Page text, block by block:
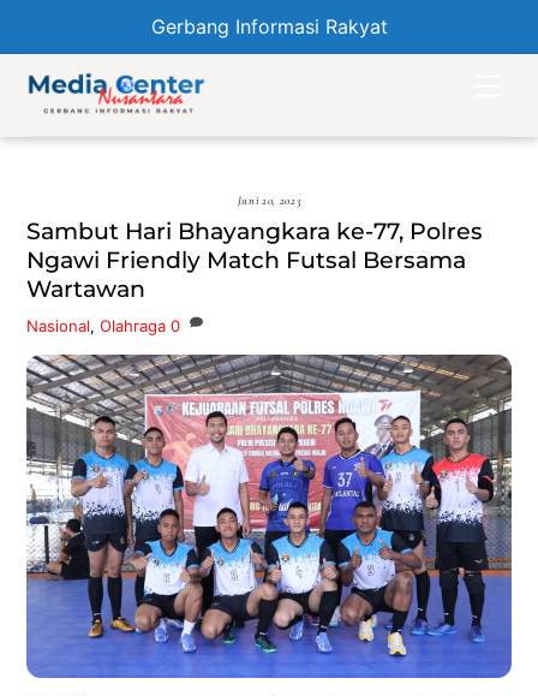
Gerbang Informasi Rakyat
content
Juni 20, 2023
Sambut Hari Bhayangkara ke-77, Polres
Ngawi Friendly Match Futsal Bersama
Wartawan
Nasional,Olahraga 0